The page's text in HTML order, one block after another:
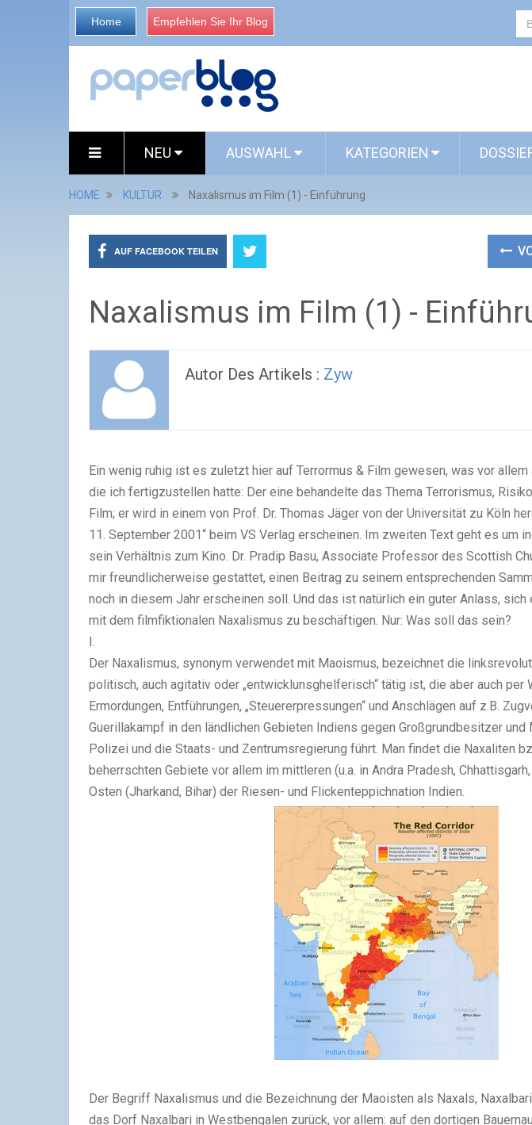
Home Empfehlen Sie Ihr Blog
NEU AUSWAHL KATEGORIEN
HOME KULTUR Naxalismus im Film (1) - Einführung
AUF FACEBOOK TEILEN
Naxalismus im Film (1) -
Autor Des Artikels : Zyw
Ein wenig ruhig ist es zuletzt hier auf Terrormus & Film gewesen, was vor allem
die ich fertigzustellen hatte: Der eine behandelte das Thema Terrorismus,
Film; er wird in einem von Prof. Dr. Thomas Jäger von der Universität zu Köln
11. September 2001“ beim VS Verlag erscheinen. Im zweiten Text geht es um
sein Verhältnis zum Kino. Dr. Pradip Basu, Associate Professor des Scottish
mir freundlicherweise gestattet, einen Beitrag zu seinem entsprechenden
noch in diesem Jahr erscheinen soll. Und das ist natürlich ein guter Anlass, sich
mit dem filmfiktionalen Naxalismus zu beschäftigen. Nur: Was soll das sein?
I.
Der Naxalismus, synonym verwendet mit Maoismus, bezeichnet die
politisch, auch agitativ oder „entwicklunsghelferisch“ tätig ist, die aber auch per
Ermordungen, Entführungen, „Steuererpressungen“ und Anschlägen auf z.B.
Guerillakampf in den ländlichen Gebieten Indiens gegen Großgrundbesitzer und
Polizei und die Staats- und Zentrumsregierung führt. Man findet die Naxaliten
beherrschten Gebiete vor allem im mittleren (u.a. in Andra Pradesh,
Osten (Jharkand, Bihar) der Riesen- und Flickenteppichnation Indien.
Der Begriff Naxalismus und die Bezeichnung der Maoisten als Naxals,
das Dorf Naxalbari in Westbengalen zurück, vor allem: auf den dortigen